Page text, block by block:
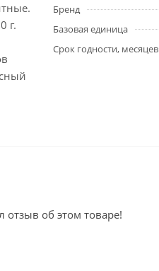
г.
Бренд
Базовая единица
Срок годности, месяцев
отзыв об этом товаре!